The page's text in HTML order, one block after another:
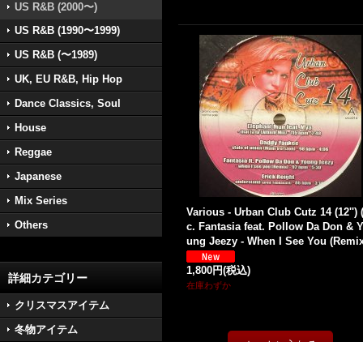
US R&B (2000〜)
US R&B (1990〜1999)
US R&B (〜1989)
UK, EU R&B, Hip Hop
Dance Classics, Soul
House
Reggae
Japanese
Mix Series
Others
詳細カテゴリー
クリスマスアイテム
冬物アイテム
Various - Urban Club Cutz 14 (12'')
c. Fantasia feat. Pollow Da Don &
ung Jeezy - When I See You
1,800円(税込)
在庫わずか